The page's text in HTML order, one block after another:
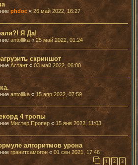
phdoc« 26 май 2022, 16:27
Я Да!
antolllka « 25 май 2022, 01:24
скриншот
Астант « 03 май 2022, 06:00
antolllka « 15 апр 2022, 07:59
4 тропы
Мистер Пропер « 15 янв 2022, 11:03
алгоритмов урона
гранитсамогон«01 сен 2021, 17:46
1 2 3